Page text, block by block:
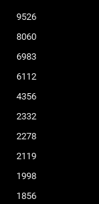
9526
8060
6983
6112
4356
2332
2278
2119
1998
1856